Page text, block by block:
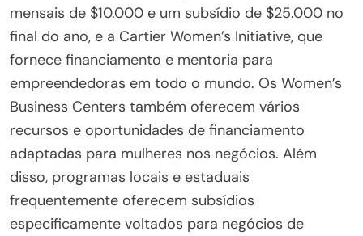
mensais de $10.000 e um subsídio de $25.000 no
final do ano, e a Cartier Women’s Initiative, que
fornece financiamento e mentoria para
empreendedoras em todo o mundo. Os Women’s
Business Centers também oferecem vários
recursos e oportunidades de financiamento
adaptadas para mulheres nos negócios. Além
disso, programas locais e estaduais
frequentemente oferecem subsídios
especificamente voltados para negócios de